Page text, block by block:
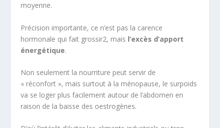
moyenne.
Précision importante, ce n’est pas la carence
hormonale qui fait grossir2, mais l’excès d’apport
énergétique.
Non seulement la nourriture peut servir de
« réconfort », mais surtout à la ménopause, le surpoids
va se loger plus facilement autour de l’abdomen en
raison de la baisse des oestrogènes.